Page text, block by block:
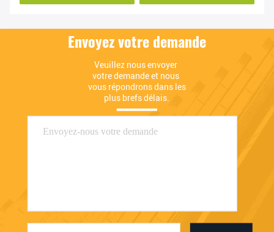
Envoyez votre demande
Veuillez nous envoyer
votre demande et nous
vous répondrons dans les
plus brefs délais.